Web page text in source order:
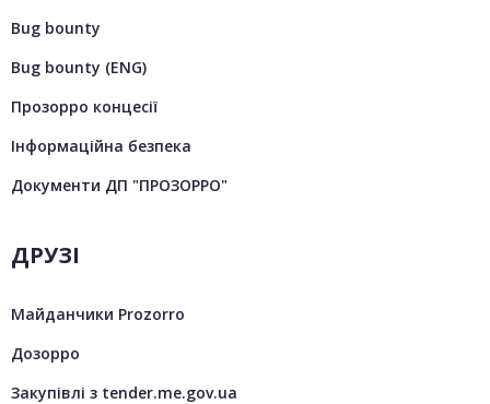
Bug bounty
Bug bounty (ENG)
Прозорро концесії
Інформаційна безпека
Документи ДП "ПРОЗОРРО"
ДРУЗІ
Майданчики Prozorro
Дозорро
Закупівлі з tender.me.gov.ua